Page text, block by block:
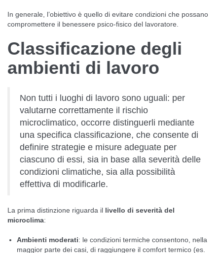
In generale, l’obiettivo è quello di evitare condizioni che possano
compromettere il benessere psico-fisico del lavoratore.
Classificazione degli
ambienti di lavoro
Non tutti i luoghi di lavoro sono uguali: per
valutarne correttamente il rischio
microclimatico, occorre distinguerli mediante
una specifica classificazione, che consente di
definire strategie e misure adeguate per
ciascuno di essi, sia in base alla severità delle
condizioni climatiche, sia alla possibilità
effettiva di modificarle.
La prima distinzione riguarda il livello di severità del
microclima:
Ambienti moderati: le condizioni termiche consentono, nella
maggior parte dei casi, di raggiungere il comfort termico (es.